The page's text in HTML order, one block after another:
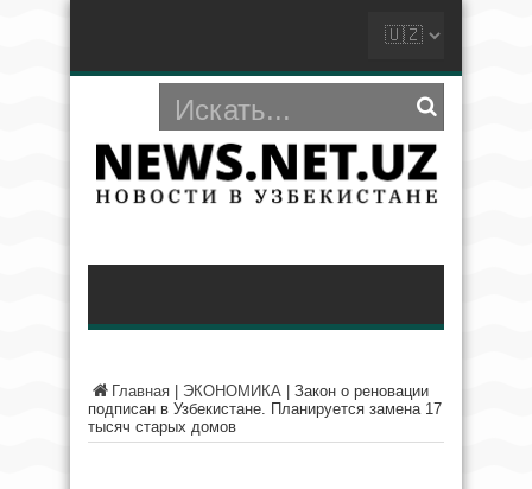
Главная ЭКОНОМИКА
Закон о реновации
подписан в Узбекистане. Планируется замена 17
тысяч старых домов